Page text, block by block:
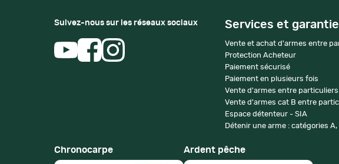
Suivez-nous sur les réseaux sociaux Services et
Vente et achat d'armes entre
Protection Acheteur
Paiement sécurisé
Paiement en plusieurs fois
Vente d'armes entre particuliers
Vente d'armes cat B entre
Espace détenteur - SIA
Détenir une arme : catégories A,
Chronocarpe Ardent pêche